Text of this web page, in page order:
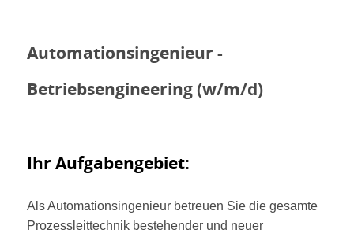
Automationsingenieur -
Betriebsengineering (w/m/d)
Ihr Aufgabengebiet:
Als Automationsingenieur betreuen Sie die gesamte
Prozessleittechnik bestehender und neuer